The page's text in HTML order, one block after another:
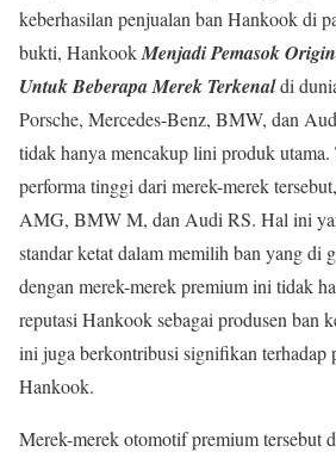
keberhasilan penjualan ban Hankook di
bukti, HankookMenjadi Pemasok
Untuk Beberapa Merek Terkenaldi
Porsche, Mercedes-Benz, BMW, dan
tidak hanya mencakup lini produk
performa tinggi dari merek-merek
AMG, BMW M, dan Audi RS. Hal ini
standar ketat dalam memilih ban yang di
dengan merek-merek premium ini tidak
reputasi Hankook sebagai produsen ban
ini juga berkontribusi signifikan terhadap
Hankook.
Merek-merek otomotif premium tersebut